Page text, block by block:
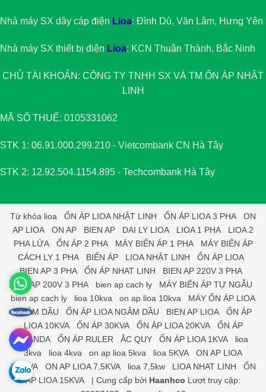
Nhà máy SX dây cáp điện Lioa: Đình Dù, Văn Lâm, Hưng Yên
Nhà máy SX thiết bị điện Lioa: KCN Thuận Thành, Bắc Ninh
CHỦ TÀI KHOẢN: CÔNG TY TNHH SX VÀ TM ỔN ÁP NHẬT
LINH
MÃ SỐ THUẾ: 0105331062
STK 1: 06.91.000.299.210 - Vietcombank CN Hà Tây
STK 2: 12.92.504.1154.895 - Techcombank Hà Tây
Từ khóa lioa ỔN ÁP LIOA NHẬT LINH ỔN ÁP LIOA 3 PHA
ON
AP LIOA
ON AP BIEN AP DAI LY LIOA LIOA 1 PHA
LIOA 2
PHA LỬA
ỔN ÁP 2 PHA MÁY BIẾN ÁP 1 PHA
MÁY BIẾN ÁP
CÁCH LY 1 PHA
BIẾN ÁP LIOA NHẬT LINH
ỔN ÁP LIOA
BIEN AP 3 PHA
ỔN ÁP NHAT LINH
BIEN AP 220V 3 PHA
BIEN AP 200V 3 PHA
bien ap cach ly
MÁY BIẾN ÁP TỰ NGẪU
bien ap cach ly
lioa 10kva on ap lioa 10kva
MÁY ỔN ÁP LIOA
NGÂM DẦU
ỔN ÁP LIOA NGÂM DẦU BIEN AP LIOA
ỔN ÁP
LIOA 10KVA
ỔN ÁP 30KVA ỔN ÁP LIOA 20KVA
ỔN ÁP
STANDA
ỔN ÁP RULER ẮC QUY ỔN ÁP LIOA 1KVA
lioa
3kva
lioa 4kva on ap lioa 5kva lioa 5KVA
ON AP LIOA
7,5KVA
ON AP LIOA 7,5KVA lioa 7,5kw LIOA NHAT LINH
ỔN
ÁP LIOA 15KVA
| Cung cấp bởi Haanhco Lượt truy cập: